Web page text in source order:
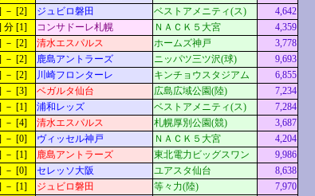
－ [2] ジュビロ磐田 ベストアメニティ(ス) 4,642
分 [1] コンサドーレ札幌 ＮＡＣＫ５大宮
4,359
－ [2] 清水エスパルス ホームズ神戸
3,778
－ [2] 鹿島アントラーズ ニッパツ三ツ沢(球) 9,693
－ [2] 川崎フロンターレ キンチョウスタジアム
6,855
－ [3] ベガルタ仙台 広島広域公園(陸)
7,234
－ [1] 浦和レッズ ベストアメニティ(ス) 7,284
－ [4] 清水エスパルス 札幌厚別公園(競)
3,687
－ [0] ヴィッセル神戸 ＮＡＣＫ５大宮
4,204
－ [1] 鹿島アントラーズ 東北電力ビッグスワン 9,986
－ [0] セレッソ大阪 ユアスタ仙台
8,638
－ [1] ジュビロ磐田 等々力(陸)
7,970